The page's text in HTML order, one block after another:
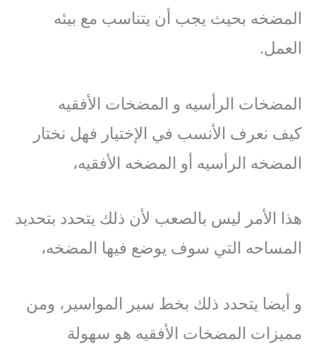
المضخه بحيث يجب أن يتناسب مع بيئه
العمل.
المضخات الرأسيه و المضخات الأفقيه
كيف نعرف الأنسب في الإختيار فهل نختار
المضخه الرأسيه أو المضخه الأفقيه،
هذا الأمر ليس بالصعب لأن ذلك يتحدد بتحديد
المساحه التي سوف يوضع فيها المضخه،
و أيضا يتحدد ذلك بخط سير المواسير، ومن
مميزات المضخات الأفقيه هو سهولة